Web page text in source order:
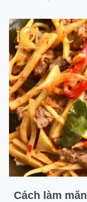
Cách làm